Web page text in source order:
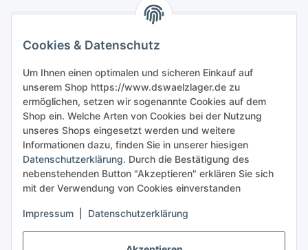
Cookies & Datenschutz
Um Ihnen einen optimalen und sicheren Einkauf auf
unserem Shop https://www.dswaelzlager.de zu
ermöglichen, setzen wir sogenannte Cookies auf dem
Shop ein. Welche Arten von Cookies bei der Nutzung
unseres Shops eingesetzt werden und weitere
Informationen dazu, finden Sie in unserer hiesigen
Datenschutzerklärung. Durch die Bestätigung des
nebenstehenden Button "Akzeptieren" erklären Sie sich
mit der Verwendung von Cookies einverstanden
Impressum Datenschutzerklärung
Sicher bestellen